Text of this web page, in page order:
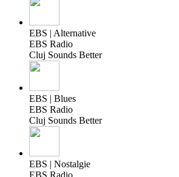
EBS | Alternative
EBS Radio
Cluj Sounds Better
EBS | Blues
EBS Radio
Cluj Sounds Better
EBS | Nostalgie
EBS Radio